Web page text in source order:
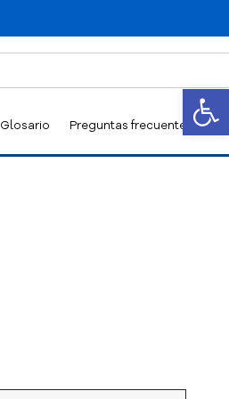
Glosario Preguntas frecuentes